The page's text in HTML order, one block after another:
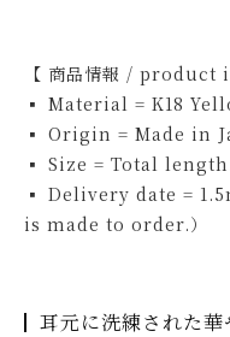
【 商品情報 /
▪ Material = K18
▪ Origin = Made in
▪ Size = Total
▪ Delivery date =
is made to order.）
耳元に洗練された